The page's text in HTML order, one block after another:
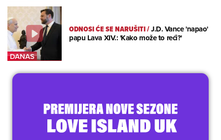
ODNOSI ĆE SE NARUŠITI/J.D. Vance 'napao'
papu Lava XIV.: 'Kako može to reći?'